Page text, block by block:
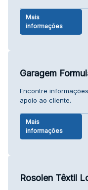
Mais
informações
Garagem
Encontre
apoio ao cliente.
Mais
informações
Rosolen Têxtil